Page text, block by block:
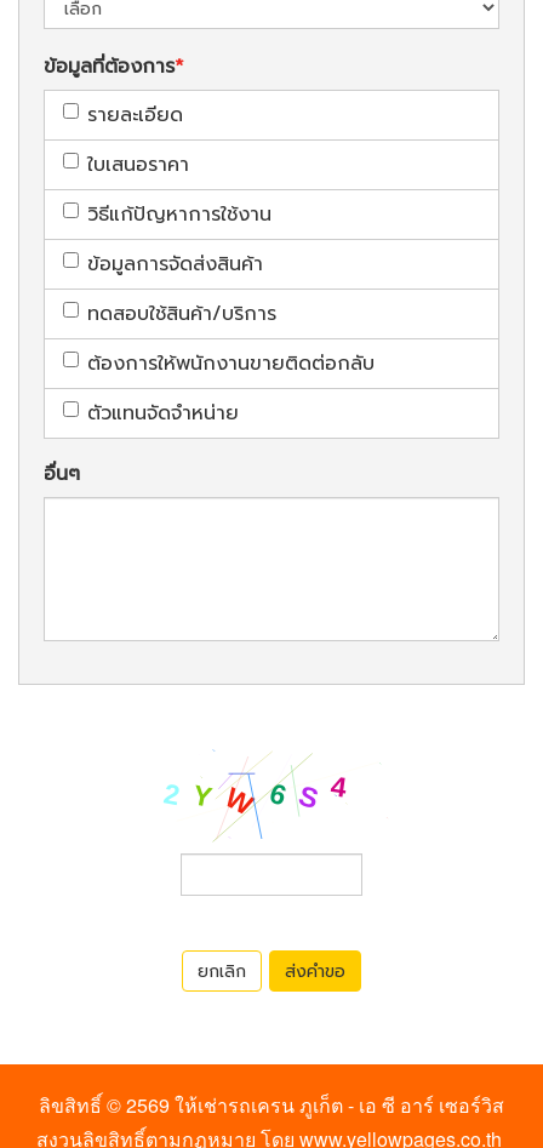
ข้อมูลที่ต้องการ
รายละเอียด
ใบเสนอราคา
วิธีแก้ปัญหาการใช้งาน
ข้อมูลการจัดส่งสินค้า
ทดสอบใช้สินค้า/บริการ
ต้องการให้พนักงานขายติดต่อกลับ
ตัวแทนจัดจำหน่าย
อื่นๆ
ยกเลิก ส่งคำขอ
ลิขสิทธิ์ © 2569ให้เช่ารถเครน ภูเก็ต - เอ ซี อาร์ เซอร์วิส
สงวนลิขสิทธิ์ตามกฏหมาย โดย www.yellowpages.co.th